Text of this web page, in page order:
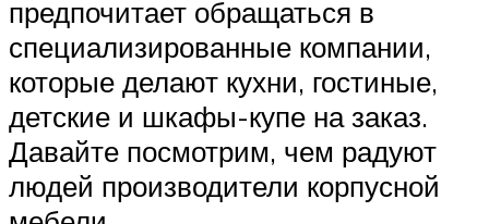
предпочитает обращаться в
специализированные компании,
которые делают кухни, гостиные,
детские и шкафы-купе на заказ.
Давайте посмотрим, чем радуют
людей производители корпусной